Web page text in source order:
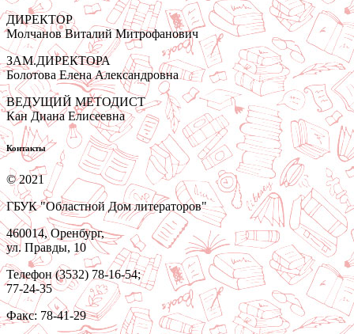
ДИРЕКТОР
Молчанов Виталий Митрофанович
ЗАМ.ДИРЕКТОРА
Болотова Елена Александровна
ВЕДУЩИЙ МЕТОДИСТ
Кан Диана Елисеевна
Контакты
© 2021
ГБУК "Областной Дом литераторов"
460014, Оренбург,
ул. Правды, 10
Телефон (3532) 78-16-54;
77-24-35
Факс: 78-41-29